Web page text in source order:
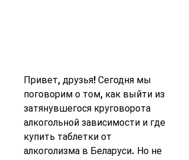
Привет, друзья! Сегодня мы
поговорим о том, как выйти из
затянувшегося круговорота
алкогольной зависимости и где
купить таблетки от
алкоголизма в Беларуси. Но не